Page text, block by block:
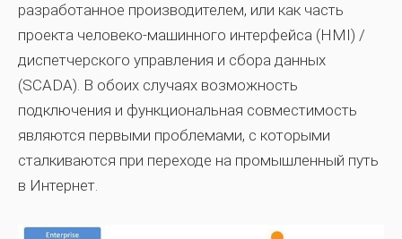
разработанное производителем, или как часть
проекта человеко-машинного интерфейса (HMI) /
диспетчерского управления и сбора данных
(SCADA). В обоих случаях возможность
подключения и функциональная совместимость
являются первыми проблемами, с которыми
сталкиваются при переходе на промышленный путь
в Интернет.